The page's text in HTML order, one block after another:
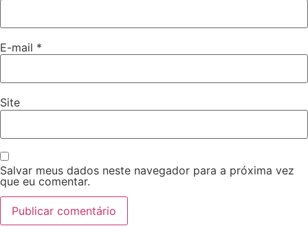
E-mail *
Site
Salvar meus dados neste navegador para a próxima vez
que eu comentar.